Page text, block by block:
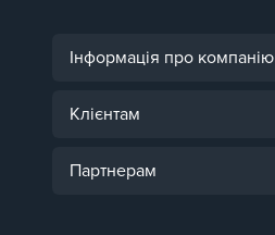
Інформація про компанію
Клієнтам
Партнерам